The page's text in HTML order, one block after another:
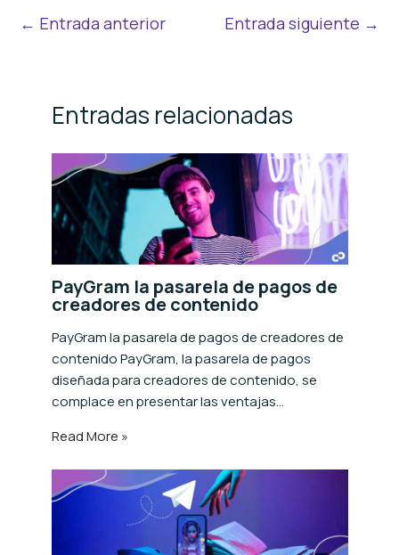
← Entrada anterior Entrada siguiente →
Entradas relacionadas
PayGram la pasarela de pagos de
creadores de contenido
PayGram la pasarela de pagos de creadores de
contenido PayGram, la pasarela de pagos
diseñada para creadores de contenido, se
complace en presentar las ventajas…
Read More »